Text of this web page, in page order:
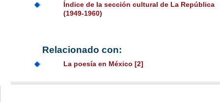
Índice de la sección cultural de La República
(1949-1960)
Relacionado con:
La poesía en México [2]